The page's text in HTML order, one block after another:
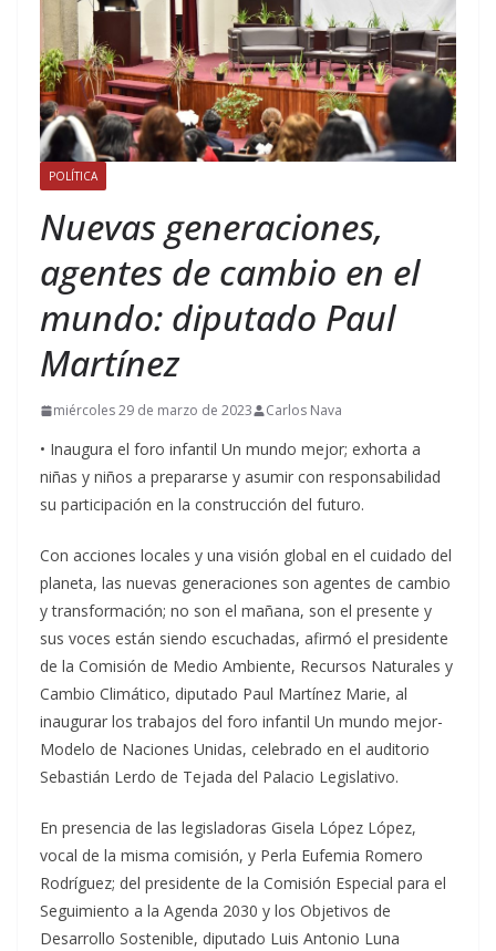
POLÍTICA
Nuevas generaciones,
agentes de cambio en el
mundo: diputado Paul
Martínez
miércoles 29 de marzo de 2023 Carlos Nava
• Inaugura el foro infantil Un mundo mejor; exhorta a
niñas y niños a prepararse y asumir con responsabilidad
su participación en la construcción del futuro.
Con acciones locales y una visión global en el cuidado del
planeta, las nuevas generaciones son agentes de cambio
y transformación; no son el mañana, son el presente y
sus voces están siendo escuchadas, afirmó el presidente
de la Comisión de Medio Ambiente, Recursos Naturales y
Cambio Climático, diputado Paul Martínez Marie, al
inaugurar los trabajos del foro infantil Un mundo mejor-
Modelo de Naciones Unidas, celebrado en el auditorio
Sebastián Lerdo de Tejada del Palacio Legislativo.
En presencia de las legisladoras Gisela López López,
vocal de la misma comisión, y Perla Eufemia Romero
Rodríguez; del presidente de la Comisión Especial para el
Seguimiento a la Agenda 2030 y los Objetivos de
Desarrollo Sostenible, diputado Luis Antonio Luna